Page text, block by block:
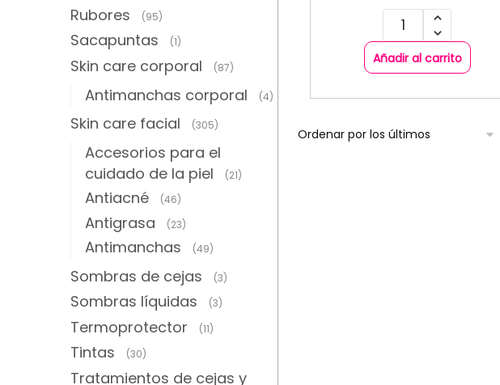
Añadir al carrito
Rubores (95)
Sacapuntas (1)
Skin care corporal (87)
Antimanchas corporal (4)
Skin care facial (305)
Accesorios para el
cuidado de la piel
(21)
Antiacné (46)
Antigrasa (23)
Antimanchas (49)
Sombras de cejas (3)
Sombras líquidas (3)
Termoprotector (11)
Tintas (30)
Tratamientos de cejas y